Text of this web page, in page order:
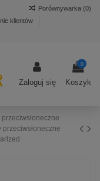
klientów
Porównywarka (0)
Zaloguj się
0
Koszyk
przeciwsłoneczne